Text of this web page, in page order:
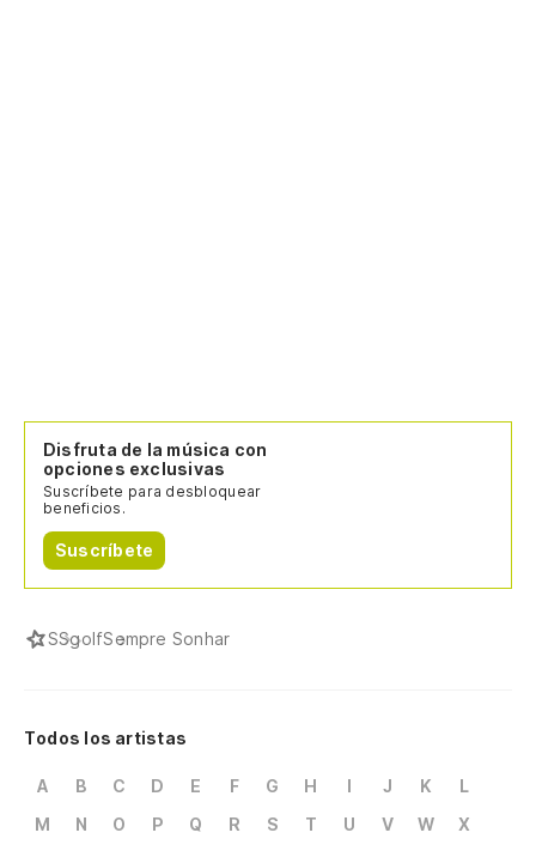
Disfruta de la música con
opciones exclusivas
Suscríbete para desbloquear
beneficios.
Suscríbete
SSgolfSempre Sonhar
Todos los artistas
A B C D E F G H I J K
L
M
N O P Q R S T U V W
X